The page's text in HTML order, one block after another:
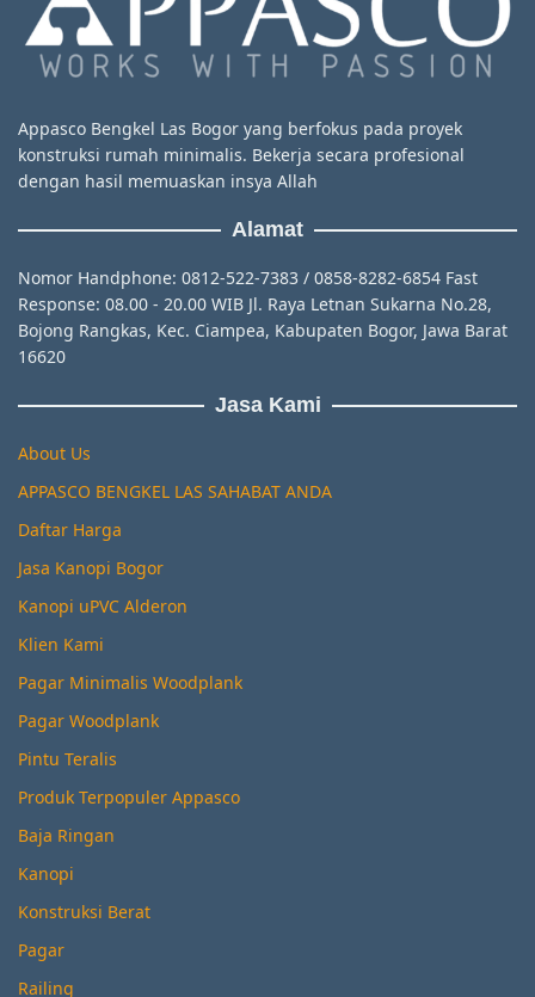
Appasco Bengkel Las Bogor yang berfokus pada proyek
konstruksi rumah minimalis. Bekerja secara profesional
dengan hasil memuaskan insya Allah
Alamat
Nomor Handphone: 0812-522-7383 / 0858-8282-6854 Fast
Response: 08.00 - 20.00 WIB Jl. Raya Letnan Sukarna No.28,
Bojong Rangkas, Kec. Ciampea, Kabupaten Bogor, Jawa Barat
16620
Jasa Kami
About Us
APPASCO BENGKEL LAS SAHABAT ANDA
Daftar Harga
Jasa Kanopi Bogor
Kanopi uPVC Alderon
Klien Kami
Pagar Minimalis Woodplank
Pagar Woodplank
Pintu Teralis
Produk Terpopuler Appasco
Baja Ringan
Kanopi
Konstruksi Berat
Pagar
Railing